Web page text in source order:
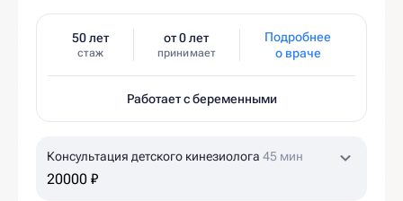
50 лет
стаж
от 0 лет
принимает
Подробнее
о враче
Работает с беременными
Консультация детского кинезиолога 45 мин
20000 ₽